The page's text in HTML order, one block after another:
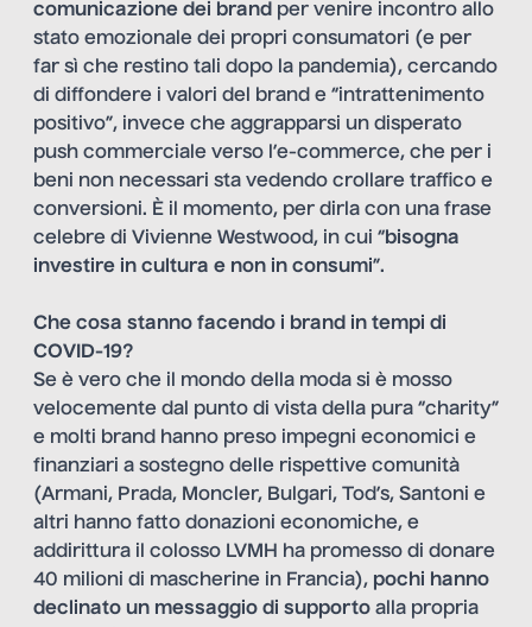
comunicazione dei brand per venire incontro allo
stato emozionale dei propri consumatori (e per
far sì che restino tali dopo la pandemia), cercando
di diffondere i valori del brand e “intrattenimento
positivo”, invece che aggrapparsi un disperato
push commerciale verso l’e-commerce, che per i
beni non necessari sta vedendo crollare traffico e
conversioni. È il momento, per dirla con una frase
celebre di Vivienne Westwood, in cui “bisogna
investire in cultura e non in consumi”.
Che cosa stanno facendo i brand in tempi di
COVID-19?
Se è vero che il mondo della moda si è mosso
velocemente dal punto di vista della pura “charity”
e molti brand hanno preso impegni economici e
finanziari a sostegno delle rispettive comunità
(Armani, Prada, Moncler, Bulgari, Tod’s, Santoni e
altri hanno fatto donazioni economiche, e
addirittura il colosso LVMH ha promesso di donare
40 milioni di mascherine in Francia), pochi hanno
declinato un messaggio di supporto alla propria